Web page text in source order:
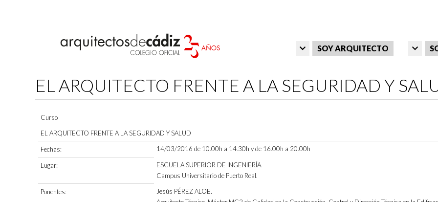
SOY ARQUITECTO
EL ARQUITECTO FRENTE A LA SEGURIDAD Y
Curso
EL ARQUITECTO FRENTE A LA SEGURIDAD Y SALUD
Fechas: 14/03/2016 de 10.00h a 14.30h y de 16.00h a 20.00h
Lugar:
ESCUELA SUPERIOR DE INGENIERÍA.
Campus Universitario de Puerto Real.
Ponentes:
Jesús PÉREZ ALOE.